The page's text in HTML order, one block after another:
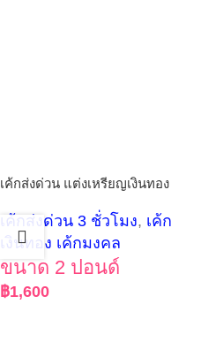
เค้กส่งด่วน แต่งเหรียญเงินทอง
เค้กส่งด่วน 3 ชั่วโมง, เค้ก
เงินทอง เค้กมงคล
ขนาด 2 ปอนด์
฿1,600